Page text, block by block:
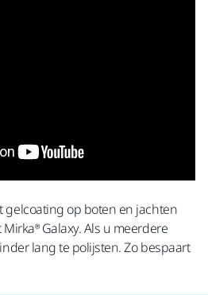
gelcoating op boten en jachten
Galaxy. Als u meerdere
lang te polijsten. Zo bespaart